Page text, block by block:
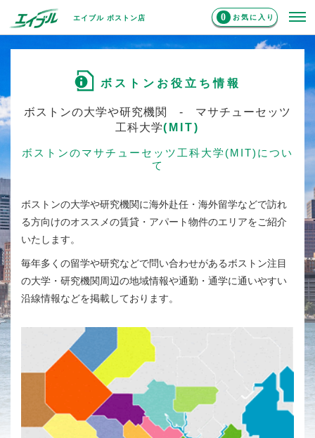
エイブル ボストン店 0 お気に入り
ボストンお役立ち情報
ボストンの大学や研究機関 - マサチューセッツ
工科大学(MIT)
ボストンのマサチューセッツ工科大学(MIT) につい
て
ボストンの大学や研究機関に海外赴任・海外留学などで訪れ
る方向けのオススメの賃貸・アパート物件のエリアをご紹介
いたします。
毎年多くの留学や研究などで問い合わせがあるボストン注目
の大学・研究機関周辺の地域情報や通勤・通学に通いやすい
沿線情報などを掲載しております。